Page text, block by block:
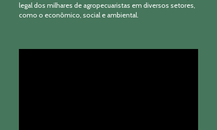
legal dos milhares de agropecuaristas em diversos setores,
como o econômico, social e ambiental.